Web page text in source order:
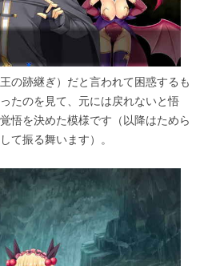
の跡継ぎ）だと言われて困惑するも
たのを見て、元には戻れないと悟
悟を決めた模様です（以降はためら
て振る舞います）。